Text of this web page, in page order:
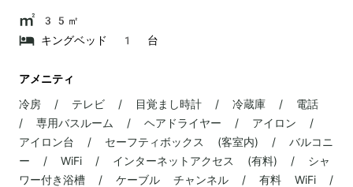
35㎡
キングベッド 1 台
アメニティ
冷房 / テレビ / 目覚まし時計 / 冷蔵庫 / 電話
/ 専用バスルーム / ヘアドライヤー / アイロン /
アイロン台 / セーフティボックス (客室内) / バルコニ
ー / WiFi / インターネットアクセス (有料) / シャ
ワー付き浴槽 / ケーブル チャンネル / 有料 WiFi /